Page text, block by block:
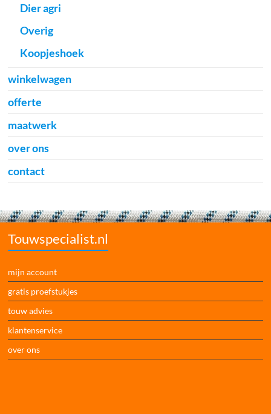
Dier agri
Overig
Koopjeshoek
winkelwagen
offerte
maatwerk
over ons
contact
Touwspecialist.nl
mijn account
gratis proefstukjes
touw advies
klantenservice
over ons